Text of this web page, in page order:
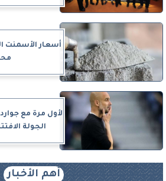
لأول مرة مع
الجولة
أهم الأخبار